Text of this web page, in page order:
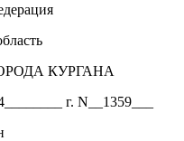
КУРГАНА
г. N__1359___